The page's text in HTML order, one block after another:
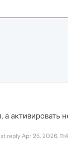
а активировать
reply Apr 25, 2026,